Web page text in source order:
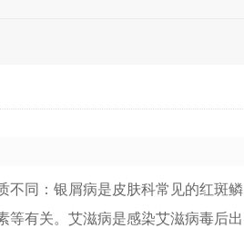
不同：银屑病是皮肤科常见的红斑鳞
等有关。艾滋病是感染艾滋病毒后出